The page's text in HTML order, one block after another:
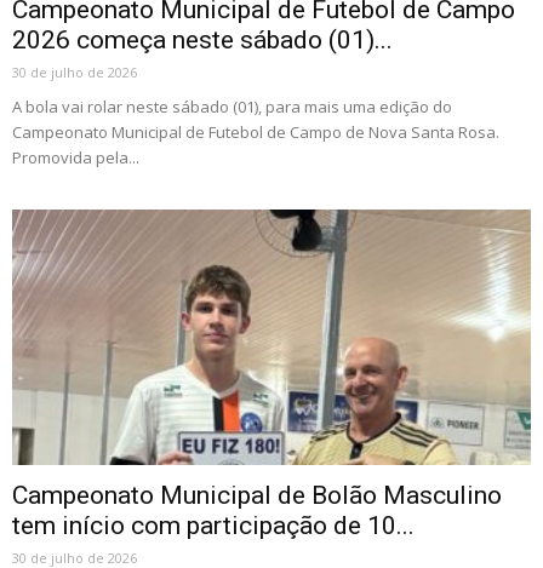
Campeonato Municipal de Futebol de Campo
2026 começa neste sábado (01)...
30 de julho de 2026
A bola vai rolar neste sábado (01), para mais uma edição do
Campeonato Municipal de Futebol de Campo de Nova Santa Rosa.
Promovida pela...
Campeonato Municipal de Bolão Masculino
tem início com participação de 10...
30 de julho de 2026